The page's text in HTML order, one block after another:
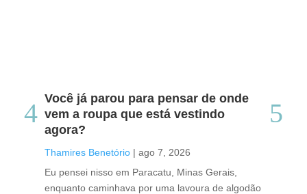
Você já parou para pensar de onde
vem a roupa que está vestindo
agora?
Thamires Benetório | ago 7, 2026
Eu pensei nisso em Paracatu, Minas Gerais,
enquanto caminhava por uma lavoura de algodão